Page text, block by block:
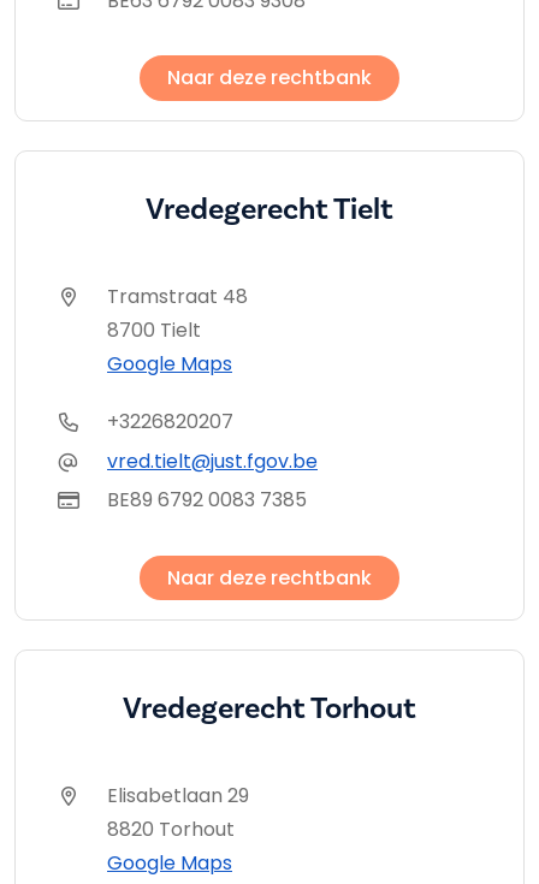
Naar deze rechtbank
Vredegerecht Tielt
Tramstraat 48
8700 Tielt
Google Maps
+3226820207
vred.tielt@just.fgov.be
BE89 6792 0083 7385
Naar deze rechtbank
Vredegerecht Torhout
Elisabetlaan 29
8820 Torhout
Google Maps